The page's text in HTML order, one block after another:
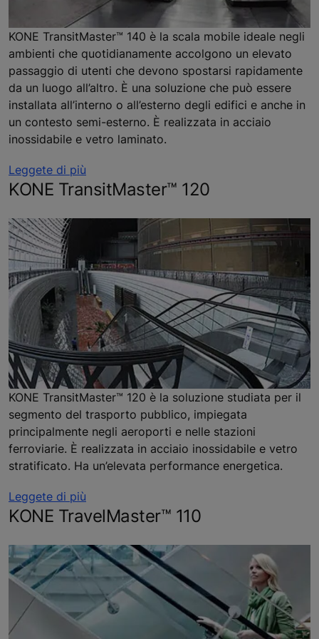
KONE TransitMaster™ 140 è la scala mobile ideale negli
ambienti che quotidianamente accolgono un elevato
passaggio di utenti che devono spostarsi rapidamente
da un luogo all’altro. È una soluzione che può essere
installata all’interno o all’esterno degli edifici e anche in
un contesto semi-esterno. È realizzata in acciaio
inossidabile e vetro laminato.
Leggete di più
KONE TransitMaster™ 120
KONE TransitMaster™ 120 è la soluzione studiata per il
segmento del trasporto pubblico, impiegata
principalmente negli aeroporti e nelle stazioni
ferroviarie. È realizzata in acciaio inossidabile e vetro
stratificato. Ha un’elevata performance energetica.
Leggete di più
KONE TravelMaster™ 110